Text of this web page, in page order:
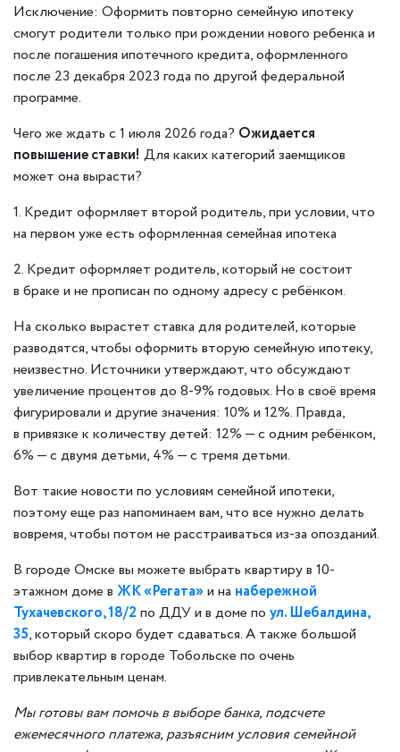
Исключение: Оформить повторно семейную ипотеку
смогут родители только при рождении нового ребенка и
после погашения ипотечного кредита, оформленного
после 23 декабря 2023 года по другой федеральной
программе.
Чего же ждать с 1 июля 2026 года? Ожидается
повышение ставки! Для каких категорий заемщиков
может она вырасти?
1. Кредит оформляет второй родитель, при условии, что
на первом уже есть оформленная семейная ипотека
2. Кредит оформляет родитель, который не состоит
в браке и не прописан по одному адресу с ребёнком.
На сколько вырастет ставка для родителей, которые
разводятся, чтобы оформить вторую семейную ипотеку,
неизвестно. Источники утверждают, что обсуждают
увеличение процентов до 8-9% годовых. Но в своё время
фигурировали и другие значения: 10% и 12%. Правда,
в привязке к количеству детей: 12% — с одним ребёнком,
6% — с двумя детьми, 4% — с тремя детьми.
Вот такие новости по условиям семейной ипотеки,
поэтому еще раз напоминаем вам, что все нужно делать
вовремя, чтобы потом не расстраиваться из-за опозданий.
В городе Омске вы можете выбрать квартиру в 10-
этажном доме в ЖК «Регата»и на набережной
Тухачевского, 18/2 по ДДУ и в доме по ул. Шебалдина,
35, который скоро будет сдаваться. А также большой
выбор квартир в городе Тобольске по очень
привлекательным ценам.
Мы готовы вам помочь в выборе банка, подсчете
ежемесячного платежа, разъясним условия семейной